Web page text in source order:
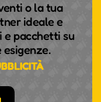
o la tua
ideale e
e pacchetti su